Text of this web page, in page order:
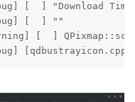
[  ] "Download
[  ] ""
[  ]